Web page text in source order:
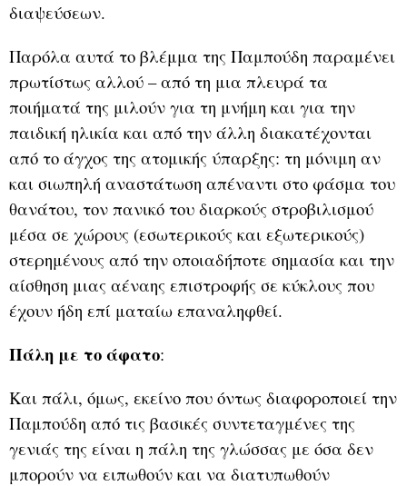
διαψεύσεων.
Παρόλα αυτά το βλέμμα της Παμπούδη παραμένει
πρωτίστως αλλού – από τη μια πλευρά τα
ποιήματά της μιλούν για τη μνήμη και για την
παιδική ηλικία και από την άλλη διακατέχονται
από το άγχος της ατομικής ύπαρξης: τη μόνιμη αν
και σιωπηλή αναστάτωση απέναντι στο φάσμα του
θανάτου, τον πανικό του διαρκούς στροβιλισμού
μέσα σε χώρους (εσωτερικούς και εξωτερικούς)
στερημένους από την οποιαδήποτε σημασία και την
αίσθηση μιας αέναης επιστροφής σε κύκλους που
έχουν ήδη επί ματαίω επαναληφθεί.
Πάλη με το άφατο:
Και πάλι, όμως, εκείνο που όντως διαφοροποιεί την
Παμπούδη από τις βασικές συντεταγμένες της
γενιάς της είναι η πάλη της γλώσσας με όσα δεν
μπορούν να ειπωθούν και να διατυπωθούν